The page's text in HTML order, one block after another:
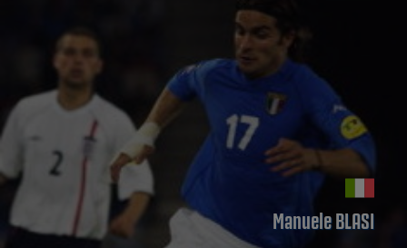
Manuele BLASI